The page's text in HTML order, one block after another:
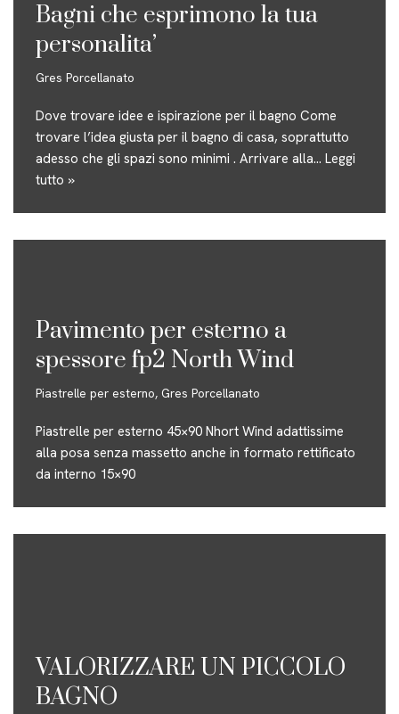
Bagni che esprimono la tua
personalita’
Gres Porcellanato
Dove trovare idee e ispirazione per il bagno Come
trovare l’idea giusta per il bagno di casa, soprattutto
adesso che gli spazi sono minimi . Arrivare alla… Leggi
tutto »
Pavimento per esterno a
spessore fp2 North Wind
Piastrelle per esterno, Gres Porcellanato
Piastrelle per esterno 45×90 Nhort Wind adattissime
alla posa senza massetto anche in formato rettificato
da interno 15×90
VALORIZZARE UN PICCOLO
BAGNO